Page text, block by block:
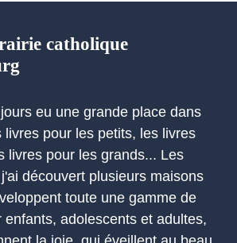
catholique
eu une grande place dans
livres pour les petits, les livres
livres pour les grands... Les
découvert plusieurs maisons
toute une gamme de
enfants, adolescents et adultes,